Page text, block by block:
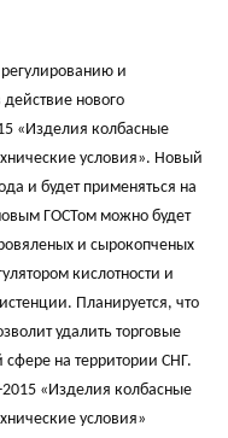
и
нового
«Изделия колбасные
условия». Новый
и будет применяться на
ГОСТом можно будет
и сырокопченых
кислотности и
Планируется, что
удалить торговые
на территории СНГ.
«Изделия колбасные
условия»